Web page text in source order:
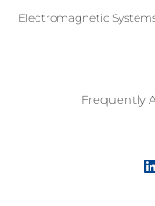
Electromagnetic
Frequently